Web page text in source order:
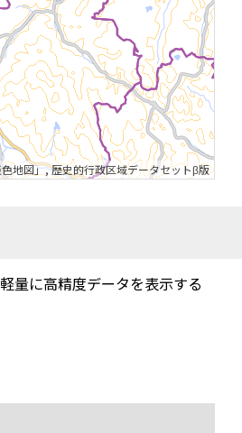
地図」,歴史的行政区域データセットβ版
量に高精度データを表示する